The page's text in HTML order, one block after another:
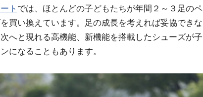
ト では、ほとんどの子どもたちが年間２～３足のペ
買い換えています。足の成長を考えれば妥協できな
へと現れる高機能、新機能を搭載したシューズが子
になることもあります。